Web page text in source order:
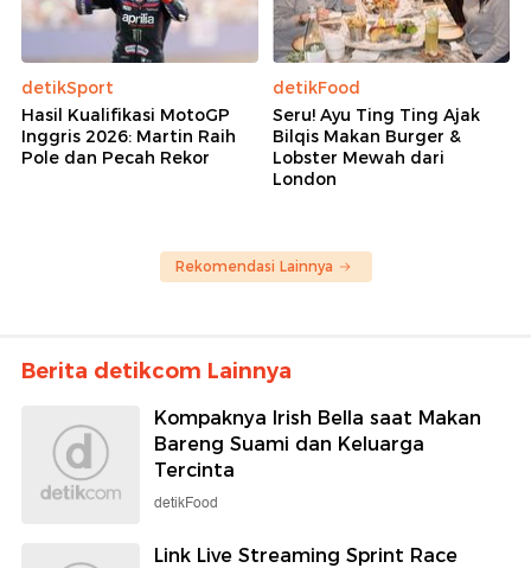
detikSport
Hasil Kualifikasi MotoGP
Inggris 2026: Martin Raih
Pole dan Pecah Rekor
detikFood
Seru! Ayu Ting Ting Ajak
Bilqis Makan Burger &
Lobster Mewah dari
London
Rekomendasi Lainnya
Berita detikcom Lainnya
Kompaknya Irish Bella saat Makan
Bareng Suami dan Keluarga
Tercinta
detikFood
Link Live Streaming Sprint Race